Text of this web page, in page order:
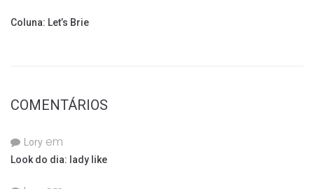
Coluna: Let’s Brie
COMENTÁRIOS
Lory em
Look do dia: lady like